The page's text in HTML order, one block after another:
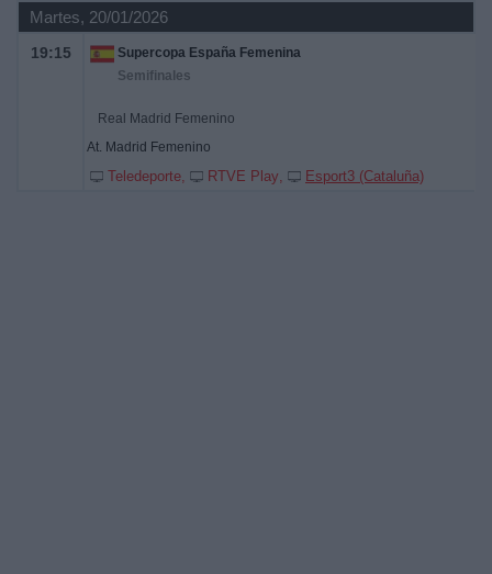
Martes, 20/01/2026
19:15
Supercopa España Femenina
Semifinales
Real Madrid Femenino
At. Madrid Femenino
Teledeporte RTVE Play Esport3 (Cataluña)